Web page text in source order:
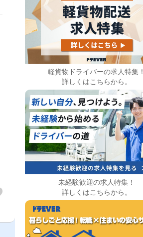
軽貨物ドライバーの求人特集！
詳しくはこちらから。
未経験歓迎の求人特集！
詳しくはこちらから。